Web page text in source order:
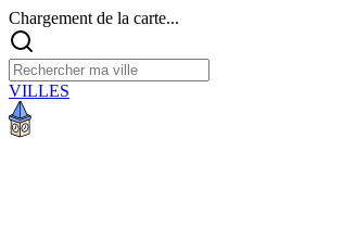
Chargement de la carte...
VILLES